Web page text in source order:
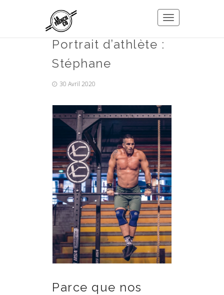
Toggle
Portrait d’athlète :
Stéphane
30 Avril 2020
Parce que nos